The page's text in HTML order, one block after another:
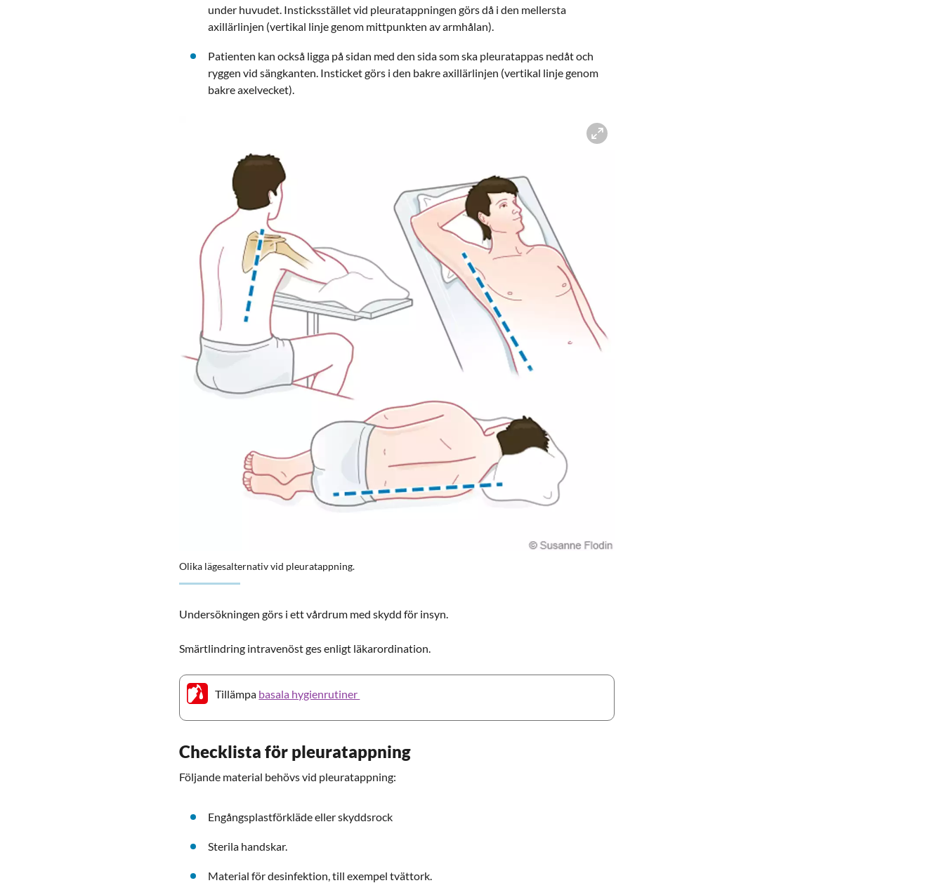
under huvudet. Insticksstället vid pleuratappningen görs då i den mellersta
axillärlinjen (vertikal linje genom mittpunkten av armhålan).
Patienten kan också ligga på sidan med den sida som ska pleuratappas nedåt och
ryggen vid sängkanten. Insticket görs i den bakre axillärlinjen (vertikal linje genom
bakre axelvecket).
Olika lägesalternativ vid pleuratappning.
Undersökningen görs i ett vårdrum med skydd för insyn.
Smärtlindring intravenöst ges enligt läkarordination.
Tillämpa basala hygienrutiner
Checklista för pleuratappning
Följande material behövs vid pleuratappning:
Engångsplastförkläde eller skyddsrock
Sterila handskar.
Material för desinfektion, till exempel tvättork.